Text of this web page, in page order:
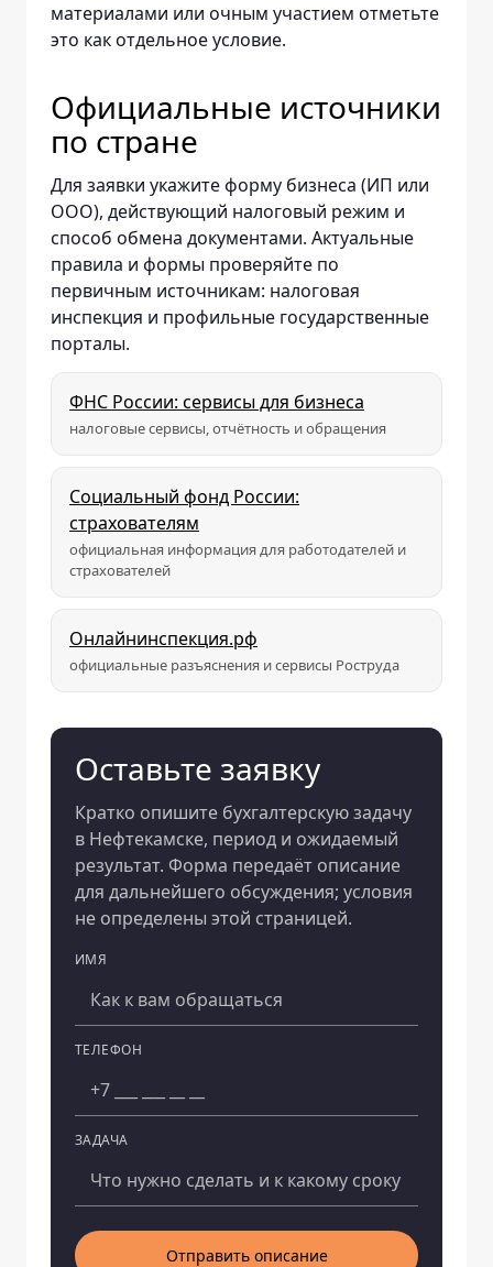
материалами или очным участием отметьте
это как отдельное условие.
Официальные источники
по стране
Для заявки укажите форму бизнеса (ИП или
ООО), действующий налоговый режим и
способ обмена документами. Актуальные
правила и формы проверяйте по
первичным источникам: налоговая
инспекция и профильные государственные
порталы.
ФНС России: сервисы для бизнеса
налоговые сервисы, отчётность и обращения
Социальный фонд России:
страхователям
официальная информация для работодателей и
страхователей
Онлайнинспекция.рф
официальные разъяснения и сервисы Роструда
Оставьте заявку
Кратко опишите бухгалтерскую задачу
в Нефтекамске, период и ожидаемый
результат. Форма передаёт описание
для дальнейшего обсуждения; условия
не определены этой страницей.
ИМЯ
ТЕЛЕФОН
ЗАДАЧА
Компания
Отправить описание